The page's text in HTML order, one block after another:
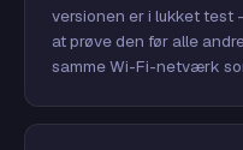
versionen er i lukket
at prøve den før alle
samme Wi-Fi-netværk